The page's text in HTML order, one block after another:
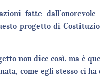
fatte
progetto di
non dice così, ma è
come egli stesso ci ha